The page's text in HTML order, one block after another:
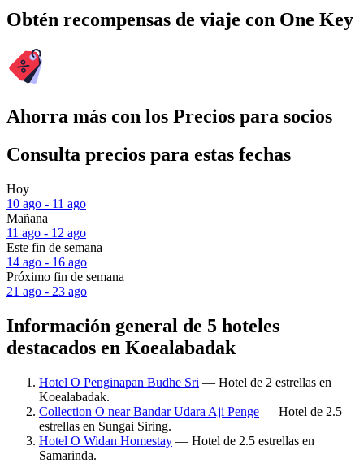
Obtén recompensas de viaje con One Key
Ahorra más con los Precios para socios
Consulta precios para estas fechas
Hoy
10 ago - 11 ago
Mañana
11 ago - 12 ago
Este fin de semana
14 ago - 16 ago
Próximo fin de semana
21 ago - 23 ago
Información general de 5 hoteles
destacados en Koealabadak
Hotel O Penginapan Budhe Sri — Hotel de 2 estrellas en
Koealabadak.
Collection O near Bandar Udara Aji Penge — Hotel de 2.5
estrellas en Sungai Siring.
Hotel O Widan Homestay — Hotel de 2.5 estrellas en
Samarinda.